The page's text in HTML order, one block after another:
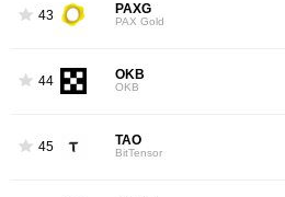
43 PAXG
PAX Gold
44 OKB
OKB
45 TAO
BitTensor